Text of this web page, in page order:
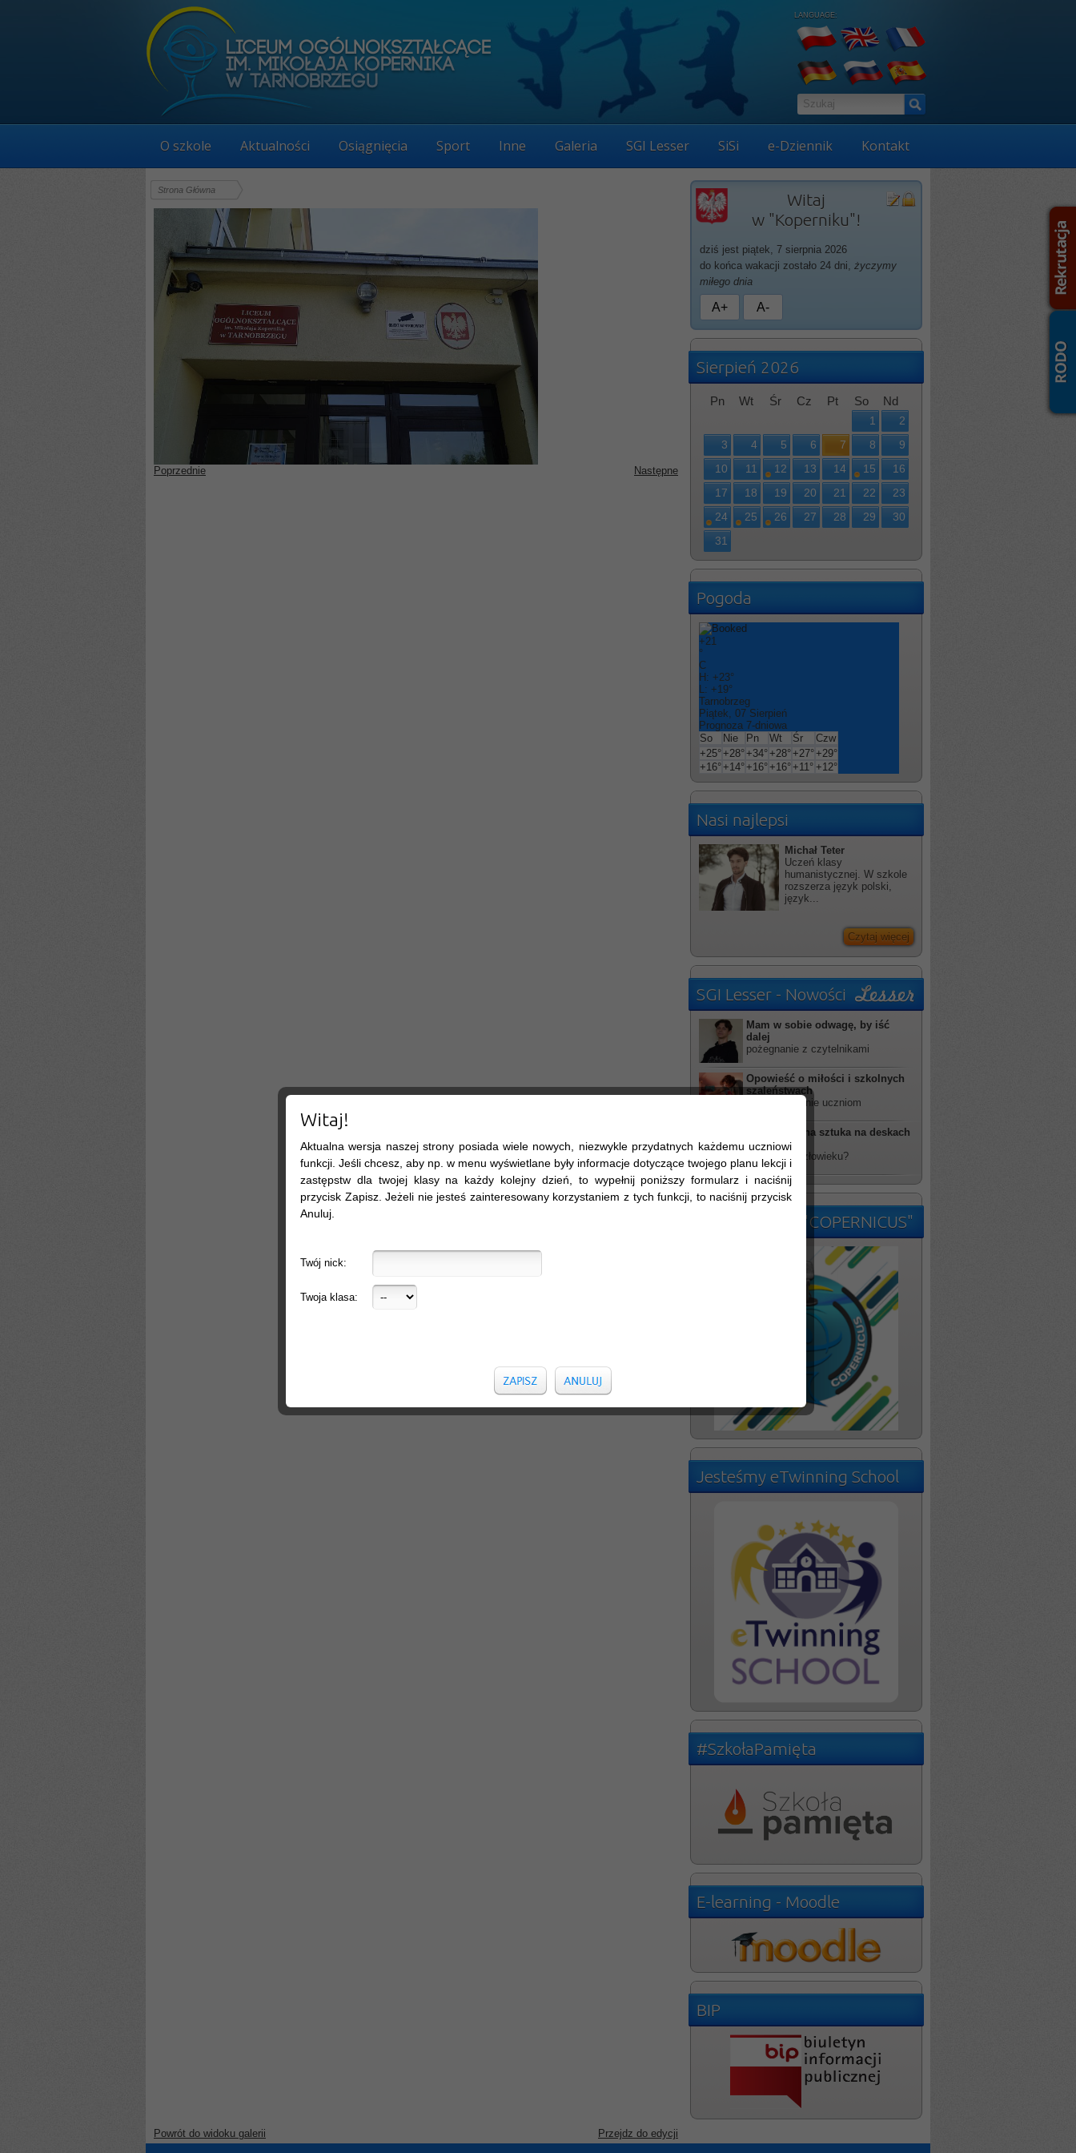
LANGUAGE:
O szkole Aktualności Osiągnięcia Sport Inne Galeria SGI Lesser SiSi e-Dziennik Kontakt
Witaj
w "Koperniku"!
dziś jest piątek, 7 sierpnia 2026
do końca wakacji zostało 24 dni, życzymy
miłego dnia
A+ A-
Sierpień 2026
Pn Wt Śr Cz Pt So Nd
1
2
3
4 5 6 7 8
9
10
11 12 13 14 15
16
17
18 19 20 21 22
23
24
25 26 27 28 29
30
31
Pogoda
+21
°
C
H: +23°
L: +19°
Tarnobrzeg
Piątek, 07 Sierpień
Prognoza 7-dniowa
So
Nie Pn Wt Śr
Czw
+25°+28°+34°+28°+27°+29°
+16°+14°+16°+16°+11° +12°
Nasi najlepsi
Michał Teter
Uczeń klasy
humanistycznej. W szkole
rozszerza język polski,
język...
Czytaj więcej
SGI Lesser - Nowości
Mam w sobie odwagę, by iść
dalej
pożegnanie z czytelnikami
Opowieść o miłości i szkolnych
szaleństwach
rzucił wyzwanie uczniom
Futurystyczna sztuka na deskach
TDK
kim jesteś człowieku?
Szkolne Radio "COPERNICUS"
Jesteśmy eTwinning School
#SzkołaPamięta
E-learning - Moodle
BIP
Strona Główna
Poprzednie Następne
Powrót do widoku galerii Przejdz do edycji
Witaj!
Aktualna wersja naszej strony posiada wiele nowych, niezwykle przydatnych każdemu uczniowi
funkcji. Jeśli chcesz, aby np. w menu wyświetlane były informacje dotyczące twojego planu lekcji i
zastępstw dla twojej klasy na każdy kolejny dzień, to wypełnij poniższy formularz i naciśnij
przycisk Zapisz. Jeżeli nie jesteś zainteresowany korzystaniem z tych funkcji, to naciśnij przycisk
Anuluj.
Twój nick:
Twoja klasa: